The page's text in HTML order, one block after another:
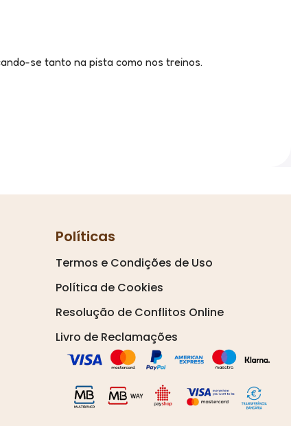
se tanto na pista como nos treinos.
Políticas
Termos e Condições de Uso
Política de Cookies
Resolução de Conflitos Online
Livro de Reclamações